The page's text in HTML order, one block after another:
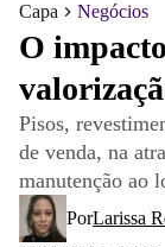
Capa Negócios
O
Pisos,
de venda, na
manutenção ao
PorLarissa